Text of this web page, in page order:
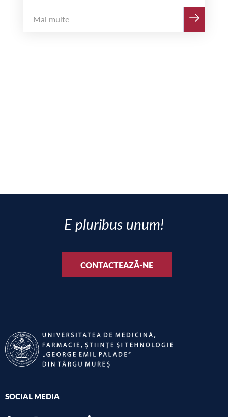
Mai multe
E pluribus unum!
CONTACTEAZĂ-NE
SOCIAL MEDIA